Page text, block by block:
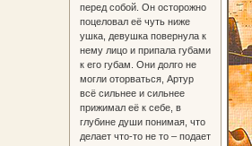
перед собой. Он осторожно
поцеловал её чуть ниже
ушка, девушка повернула к
нему лицо и припала губами
к его губам. Они долго не
могли оторваться, Артур
всё сильнее и сильнее
прижимал её к себе, в
глубине души понимая, что
делает что-то не то – подает